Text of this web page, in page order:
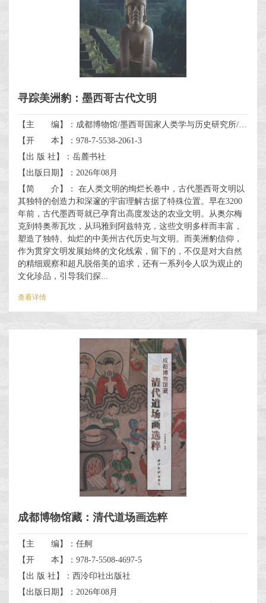
寻踪美洲豹：墨西哥古代文明
【开 本】：978-7-5538-2061-3
【出 版 社】：岳麓书社
【出版日期】：2026年08月
【简 介】： 在人类文明的绚烂长卷中，古代墨西哥文明以
其独特的创造力和深邃的宇宙理解古据了特殊位置。早在3200
年前，古代墨西哥就已孕育出高度发达的农业文明。从奥尔梅
克到特奥蒂瓦坎，从玛雅到阿兹特克，这些文明多样而丰富，
塑造了独特、灿烂的中美州古代历史与文明。而美洲豹信仰，
作为贯穿文明发展始终的文化线索，留下的，不仅是对大自然
的精细观察和超凡脱俗美的追求，还有一系列令人叹为观止的
文化珍品，引导我们探...
查看详情
成都博物馆藏：清代道场画选粹
【主 编】：任舸
【开 本】：978-7-5508-4697-5
【出 版 社】：西泠印社出版社
【出版日期】：2026年08月